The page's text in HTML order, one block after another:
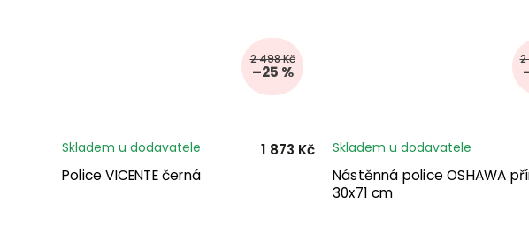
2 498 Kč
–25 %
Police VICENTE černá
Skladem u dodavatele 1 873 Kč
2
Nástěnná police OSHAWA
30x71 cm
Skladem u dodavatele